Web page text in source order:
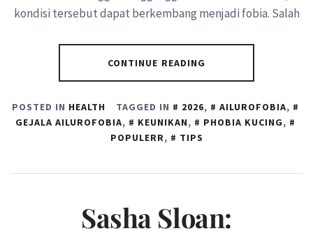
kondisi tersebut dapat berkembang menjadi fobia. Salah
CONTINUE READING
POSTED IN HEALTH TAGGED IN 2026, AILUROFOBIA,
GEJALA AILUROFOBIA, KEUNIKAN, PHOBIA KUCING,
POPULERR, TIPS
Sasha Sloan: